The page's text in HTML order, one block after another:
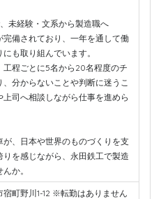
未経験・文系から製造職へ
完備されており、一年を通して働
も取り組んでいます。
工程ごとに5名から20名程度のチ
、分からないことや判断に迷うこ
上司へ相談しながら仕事を進めら
が、日本や世界のものづくりを支
りを感じながら、永田鉄工で製造
か。
町野川1-12 ※転勤はありません